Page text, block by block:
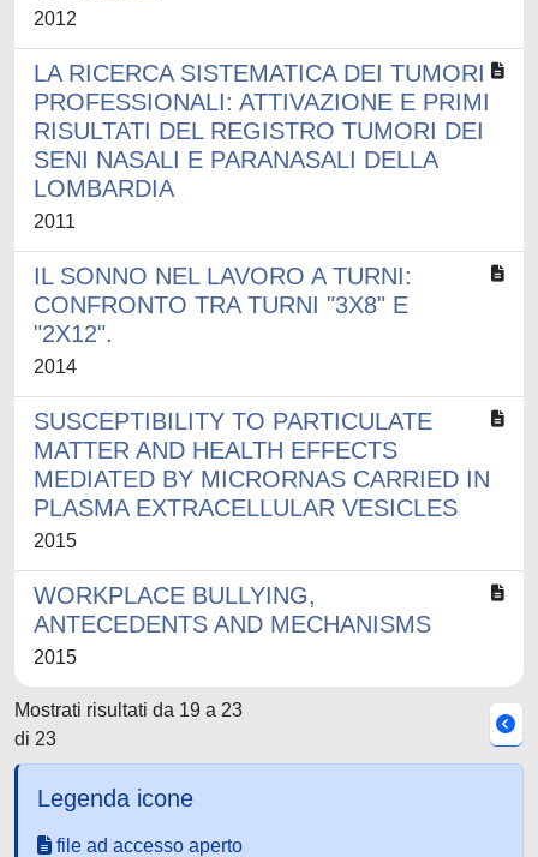
2012
LA RICERCA SISTEMATICA DEI TUMORI
PROFESSIONALI: ATTIVAZIONE E PRIMI
RISULTATI DEL REGISTRO TUMORI DEI
SENI NASALI E PARANASALI DELLA
LOMBARDIA
2011
IL SONNO NEL LAVORO A TURNI:
CONFRONTO TRA TURNI "3X8" E
"2X12".
2014
SUSCEPTIBILITY TO PARTICULATE
MATTER AND HEALTH EFFECTS
MEDIATED BY MICRORNAS CARRIED IN
PLASMA EXTRACELLULAR VESICLES
2015
WORKPLACE BULLYING,
ANTECEDENTS AND MECHANISMS
2015
Mostrati risultati da 19 a 23
di 23
Legenda icone
file ad accesso aperto